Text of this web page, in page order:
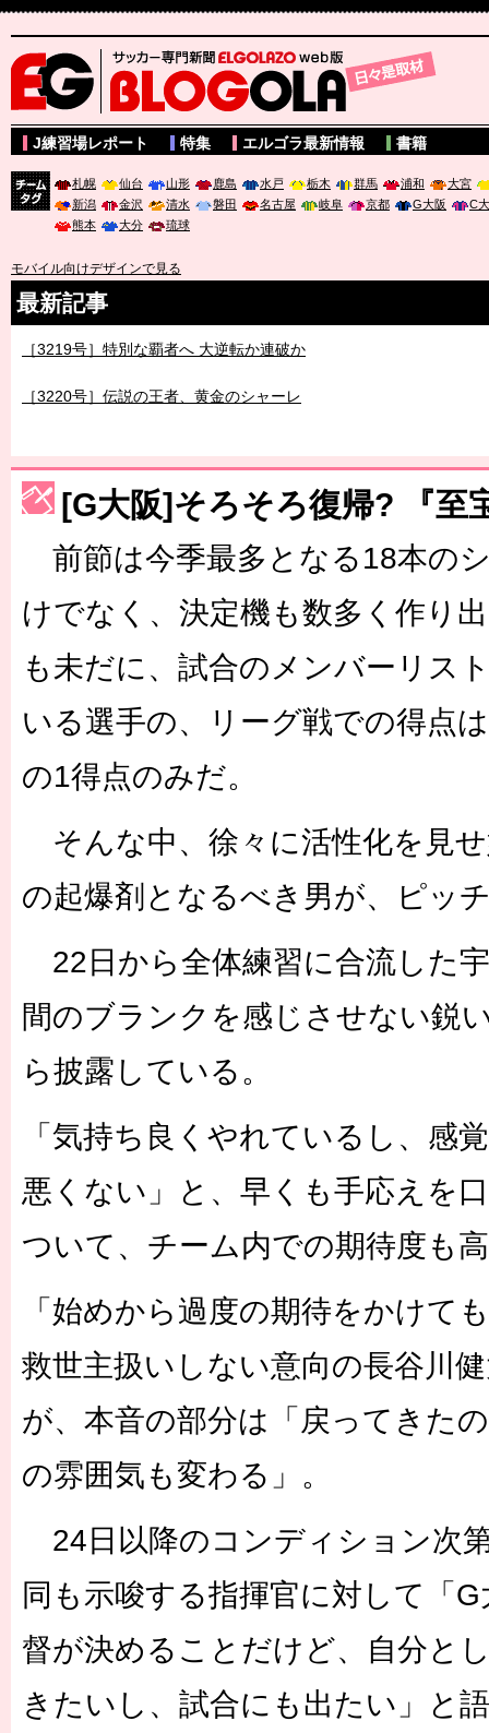
サッカー専門新聞ELGOLAZO web版 BLOGOLA
J練習場レポート 特集 エルゴラ最新情報 書籍
札幌 仙台 山形 鹿島 水戸 栃木 群馬 浦和
大宮
新潟
金沢 清水 磐田 名古屋 岐阜 京都 G大阪
C
熊本
大分 琉球
モバイル向けデザインで見る
最新記事
［3230号］世界一への夢は終わらない
［3223号］一丸。日本出陣
［3222号］史上最大のW杯開幕 注目は「個」
[G大阪]そろそろ復帰? 『至
前節は今季最多となる18本の
けでなく、決定機も数多く作り
も未だに、試合のメンバーリス
いる選手の、リーグ戦での得点
の1得点のみだ。
そんな中、徐々に活性化を見
の起爆剤となるべき男が、ピッ
22日から全体練習に合流した
間のブランクを感じさせない鋭
ら披露している。
「気持ち良くやれているし、感
悪くない」と、早くも手応えを
ついて、チーム内での期待度も
「始めから過度の期待をかけて
救世主扱いしない意向の長谷川
が、本音の部分は「戻ってきた
の雰囲気も変わる」。
24日以降のコンディション次
同も示唆する指揮官に対して「
督が決めることだけど、自分と
きたいし、試合にも出たい」と